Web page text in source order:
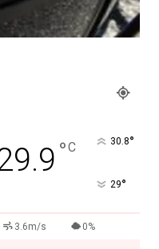
°C 30.8°
29°
3.6m/s 0%